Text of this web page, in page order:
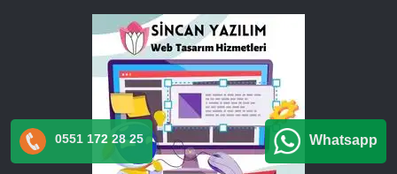
0551 172 28 25 Whatsapp